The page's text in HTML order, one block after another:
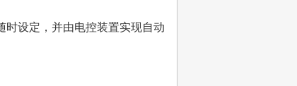
时设定，并由电控装置实现自动